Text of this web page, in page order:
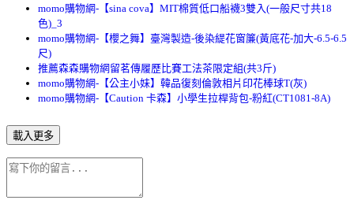
momo購物網-【sina cova】MIT棉質低口船襪3雙入(一般尺寸共18
色)_3
momo購物網-【櫻之舞】臺灣製造-後染緹花窗簾(黃底花-加大-6.5-6.5
尺)
推薦森森購物網留茗傳履歷比賽工法茶限定組(共3斤)
momo購物網-【公主小妹】韓品復刻倫敦相片印花棒球T(灰)
momo購物網-【Caution 卡森】小學生拉桿背包-粉紅(CT1081-8A)
載入更多